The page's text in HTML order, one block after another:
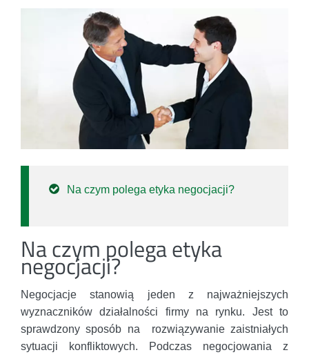
Na czym polega etyka negocjacji?
Na czym polega etyka
negocjacji?
Negocjacje stanowią jeden z najważniejszych
wyznaczników działalności firmy na rynku. Jest to
sprawdzony sposób na rozwiązywanie zaistniałych
sytuacji konfliktowych. Podczas negocjowania z